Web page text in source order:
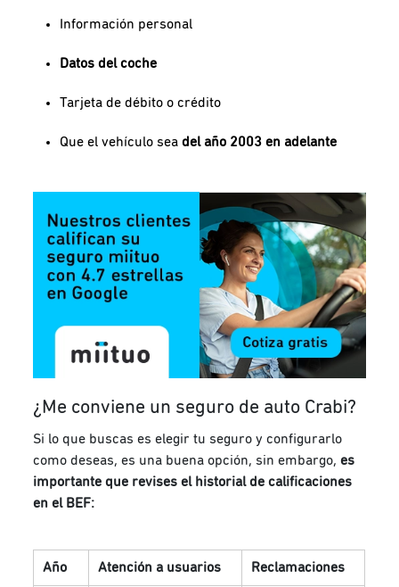
Información personal
Datos del coche
Tarjeta de débito o crédito
Que el vehículo seadel año 2003 en adelante
¿Me conviene un seguro de auto Crabi?
Si lo que buscas es elegir tu seguro y configurarlo
como deseas, es una buena opción, sin embargo,es
importante que revises el historial de calificaciones
en el BEF:
Año Atención a usuarios Reclamaciones